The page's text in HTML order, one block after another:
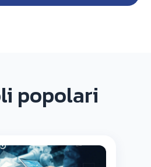
popolari